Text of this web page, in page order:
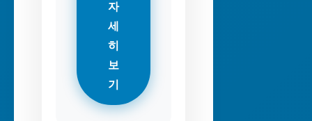
자
세
히
보
기